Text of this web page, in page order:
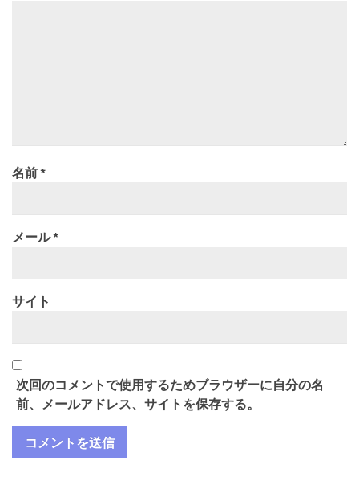
名前*
メール*
サイト
次回のコメントで使用するためブラウザーに自分の名
前、メールアドレス、サイトを保存する。